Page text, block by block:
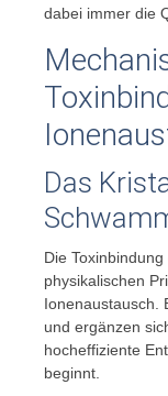
dabei immer die
Das
Die
physikalischen
Ionenaustausch.
und ergänzen
hocheffiziente
beginnt.